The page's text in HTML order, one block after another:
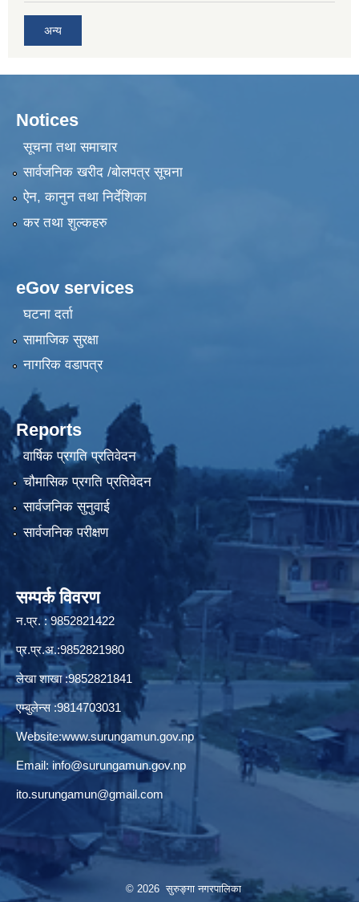
अन्य
Notices
सूचना तथा समाचार
सार्वजनिक खरीद /बोलपत्र सूचना
ऐन, कानुन तथा निर्देशिका
कर तथा शुल्कहरु
eGov services
घटना दर्ता
सामाजिक सुरक्षा
नागरिक वडापत्र
Reports
वार्षिक प्रगति प्रतिवेदन
चौमासिक प्रगति प्रतिवेदन
सार्वजनिक सुनुवाई
सार्वजनिक परीक्षण
सम्पर्क विवरण
न.प्र. : 9852821422
प्र.प्र.अ.:9852821980
लेखा शाखा :9852821841
एम्बुलेन्स :9814703031
Website:www.surungamun.gov.np
Email: info@surungamun.gov.np
ito.surungamun@gmail.com
© 2026 सुरुङ्‍गा नगरपालिका